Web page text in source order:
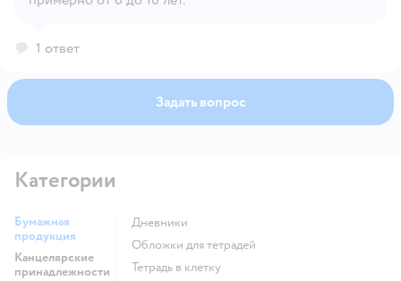
1 ответ
Задать вопрос
Категории
Бумажная
продукция
Канцелярские
принадлежности
Дневники
Обложки для тетрадей
Тетрадь в клетку